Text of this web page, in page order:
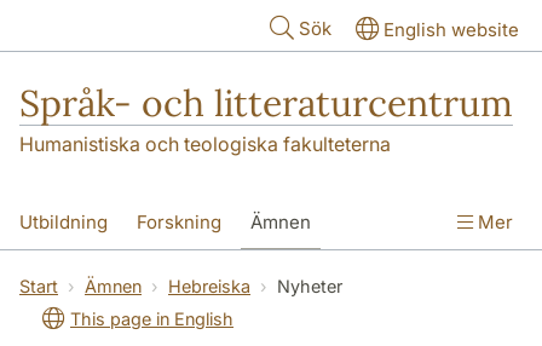
Sök English website
Språk- och litteraturcentrum
Humanistiska och teologiska fakulteterna
Utbildning Forskning Ämnen
SOL-husen Kontakt Institutionen
översättning till svenska
Mer
Start Ämnen Hebreiska
Nyheter
This page in English